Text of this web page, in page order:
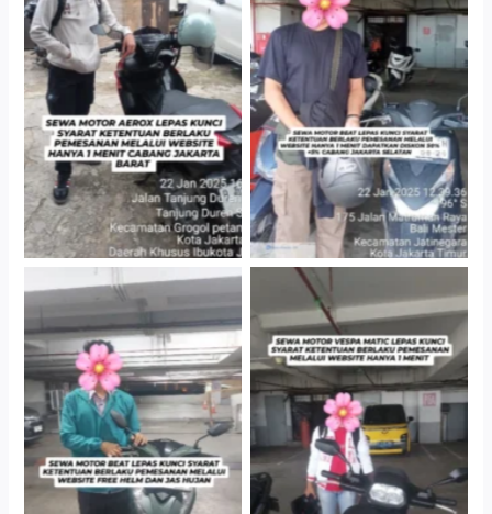
Cabang Jakarta Barat
Cityplaza Jatinegara
Gedung Parkir P6A
Cityplaza Jatinegara
Gedung Parkir P6A
Cityplaza Jatinegara
Gedung Parkir P6A